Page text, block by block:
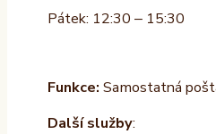
Pátek: 12:30 – 15:30
Funkce: Samostatná
Další služby: